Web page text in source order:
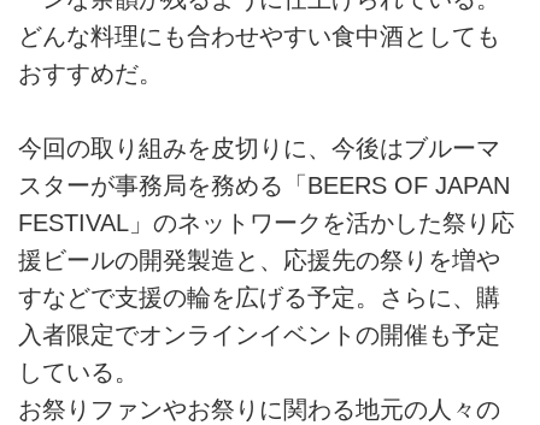
どんな料理にも合わせやすい食中酒としても
おすすめだ。
今回の取り組みを皮切りに、今後はブルーマ
スターが事務局を務める「BEERS OF JAPAN
FESTIVAL」のネットワークを活かした祭り応
援ビールの開発製造と、応援先の祭りを増や
すなどで支援の輪を広げる予定。さらに、購
入者限定でオンラインイベントの開催も予定
している。
お祭りファンやお祭りに関わる地元の人々の